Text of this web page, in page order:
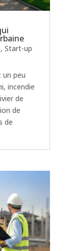
, Start-up
un peu
incendie
de
de
de